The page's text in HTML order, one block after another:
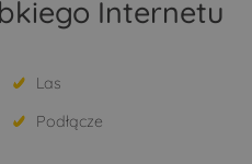
Internetu
Las
Podłącze